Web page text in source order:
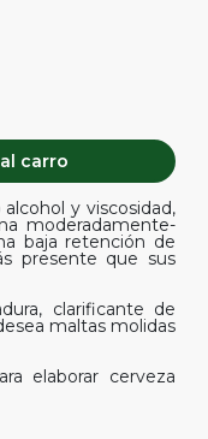
carro
y viscosidad,
moderadamente-
baja retención de
presente que sus
clarificante de
maltas molidas
elaborar cerveza